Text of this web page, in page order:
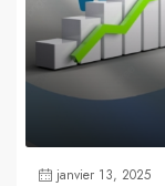
janvier 13, 2025